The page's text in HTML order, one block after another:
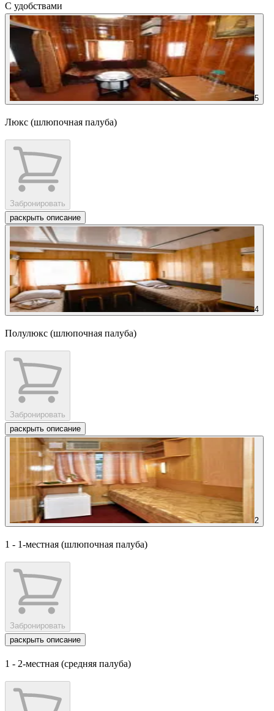
С удобствами
5
Люкс (шлюпочная палуба)
Забронировать
раскрыть описание
4
Полулюкс (шлюпочная палуба)
Забронировать
раскрыть описание
2
1 - 1-местная (шлюпочная палуба)
Забронировать
раскрыть описание
1 - 2-местная (средняя палуба)